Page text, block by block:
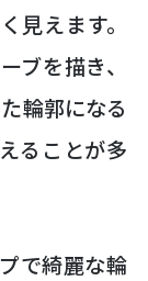
見えます。
ブを描き、
輪郭になる
ることが多
で綺麗な輪